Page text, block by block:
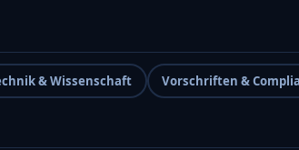
& Wissenschaft Vorschriften &